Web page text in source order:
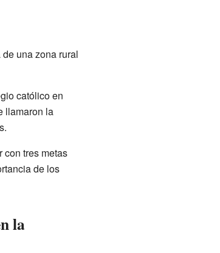
una zona rural
católico en
llamaron la
con tres metas
de los
la